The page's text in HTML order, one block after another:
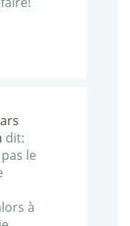
dit:
pas le
à